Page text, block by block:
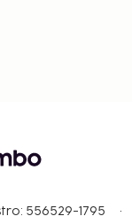
556529-1795